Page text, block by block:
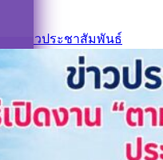
ข่าวประชาสัมพันธ์